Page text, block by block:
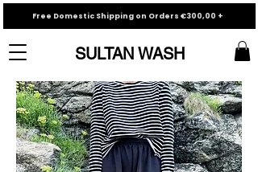
SULTAN WASH
Free Domestic Shipping on Orders €300,00 +